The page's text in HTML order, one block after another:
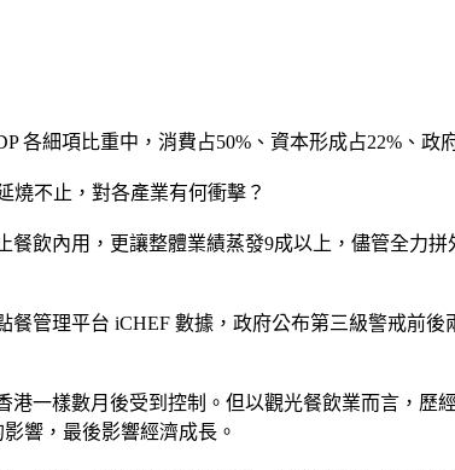
各細項比重中，消費占50%、資本形成占22%、政
燒不止，對各產業有何衝擊？
飲內用，更讓整體業績蒸發9成以上，儘管全力
管理平台 iCHEF 數據，政府公布第三級警戒前
一樣數月後受到控制。但以觀光餐飲業而言，
響，最後影響經濟成長。